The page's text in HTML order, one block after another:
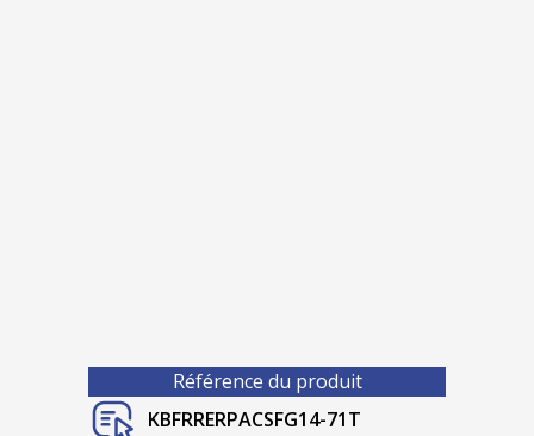
Référence du produit
KBFRRERPACSFG14-71T